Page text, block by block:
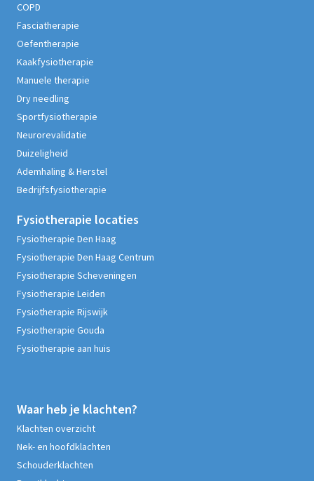
COPD
Fasciatherapie
Oefentherapie
Kaakfysiotherapie
Manuele therapie
Dry needling
Sportfysiotherapie
Neurorevalidatie
Duizeligheid
Ademhaling & Herstel
Bedrijfsfysiotherapie
Fysiotherapie locaties
Fysiotherapie Den Haag
Fysiotherapie Den Haag Centrum
Fysiotherapie Scheveningen
Fysiotherapie Leiden
Fysiotherapie Rijswijk
Fysiotherapie Gouda
Fysiotherapie aan huis
Waar heb je klachten?
Klachten overzicht
Nek- en hoofdklachten
Schouderklachten